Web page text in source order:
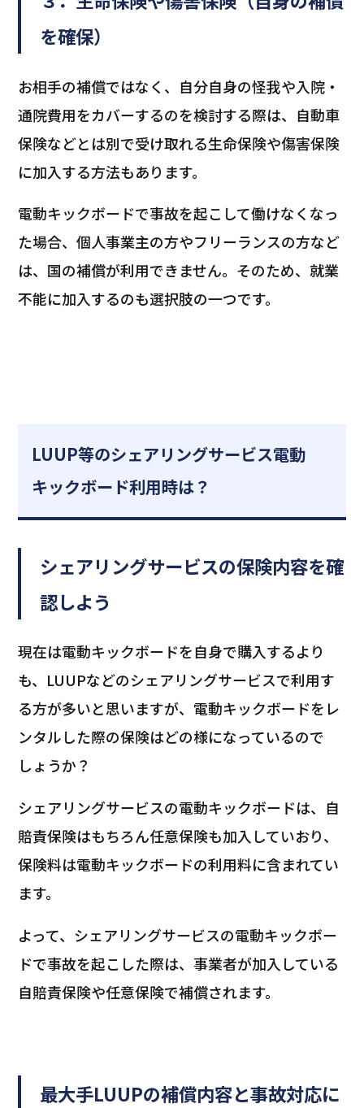
を確保）
お相手の補償ではなく、自分自身の怪我や入院・
通院費用をカバーするのを検討する際は、自動車
保険などとは別で受け取れる生命保険や傷害保険
に加入する方法もあります。
電動キックボードで事故を起こして働けなくなっ
た場合、個人事業主の方やフリーランスの方など
は、国の補償が利用できません。そのため、就業
不能に加入するのも選択肢の一つです。
LUUP等のシェアリングサービス電動
キックボード利用時は？
シェアリングサービスの保険内容を確
認しよう
現在は電動キックボードを自身で購入するより
も、LUUPなどのシェアリングサービスで利用す
る方が多いと思いますが、電動キックボードをレ
ンタルした際の保険はどの様になっているので
しょうか？
シェアリングサービスの電動キックボードは、自
賠責保険はもちろん任意保険も加入していおり、
保険料は電動キックボードの利用料に含まれてい
ます。
よって、シェアリングサービスの電動キックボー
ドで事故を起こした際は、事業者が加入している
自賠責保険や任意保険で補償されます。
最大手LUUPの補償内容と事故対応に